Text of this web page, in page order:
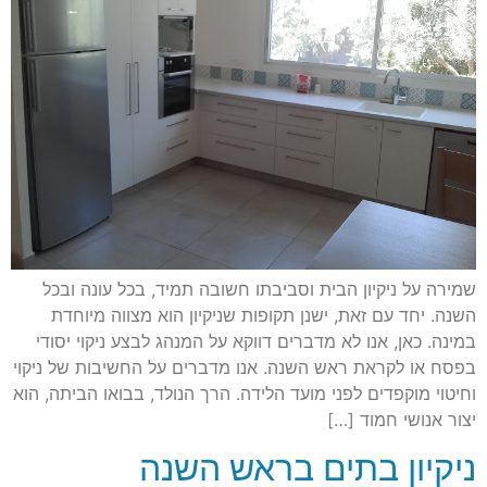
שמירה על ניקיון הבית וסביבתו חשובה תמיד, בכל עונה ובכל
השנה. יחד עם זאת, ישנן תקופות שניקיון הוא מצווה מיוחדת
במינה. כאן, אנו לא מדברים דווקא על המנהג לבצע ניקוי יסודי
בפסח או לקראת ראש השנה. אנו מדברים על החשיבות של ניקוי
וחיטוי מוקפדים לפני מועד הלידה. הרך הנולד, בבואו הביתה, הוא
יצור אנושי חמוד […]
ניקיון בתים בראש השנה